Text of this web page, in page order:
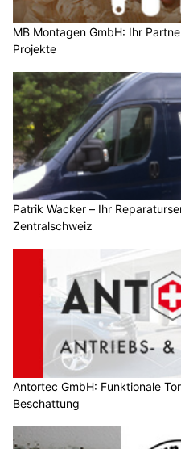
MB Montagen GmbH: Ihr
Projekte
Patrik Wacker – Ihr
Zentralschweiz
Antortec GmbH: Funktionale
Beschattung